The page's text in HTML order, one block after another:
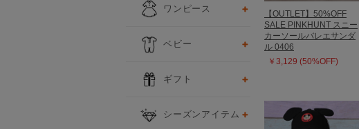
【OUTLET】50%OFF
SALE PINKHUNT スニー
カーソールバレエサンダ
ル 0406
￥3,129 (50%OFF)
ワンピース
ベビー
ギフト
シーズンアイテム